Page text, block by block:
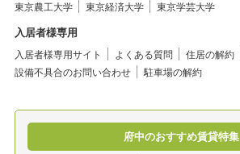
東京農工大学 東京経済大学 東京学芸大学
入居者様専用
入居者様専用サイト よくある質問
住居の解約
設備不具合のお問い合わせ
駐車場の解約
府中のおすすめ賃貸特集